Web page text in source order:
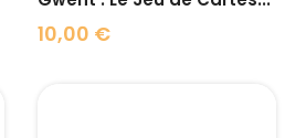
10,00 €
Prix